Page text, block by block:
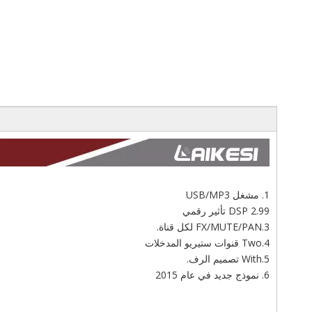
1. مشغل USB/MP3
2.99 DSP تأثير رقمي
3.FX/MUTE/PAN لكل قناة.
4.Two قنوات ستيريو المدخلات
5.With تصميم الرف.
6. نموذج جديد في عام 2015